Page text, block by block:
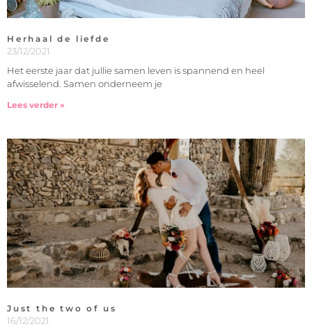
Herhaal de liefde
23/12/2021
Het eerste jaar dat jullie samen leven is spannend en heel
afwisselend. Samen onderneem je
Lees verder »
Just the two of us
16/12/2021